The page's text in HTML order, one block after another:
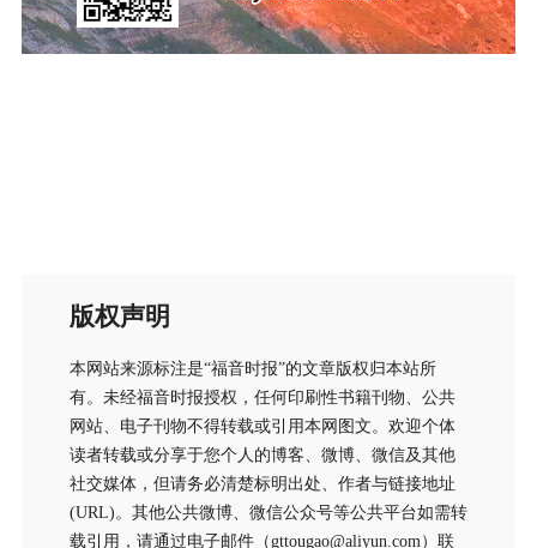
版权声明
本网站来源标注是“福音时报”的文章版权归本站所
有。未经福音时报授权，任何印刷性书籍刊物、公共
网站、电子刊物不得转载或引用本网图文。欢迎个体
读者转载或分享于您个人的博客、微博、微信及其他
社交媒体，但请务必清楚标明出处、作者与链接地址
(URL)。其他公共微博、微信公众号等公共平台如需转
载引用，请通过电子邮件（gttougao@aliyun.com）联